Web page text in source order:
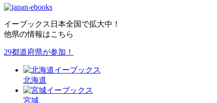
イーブックス日本全国で拡大中！
他県の情報はこちら
29都道府県が参加！
北海道
宮城